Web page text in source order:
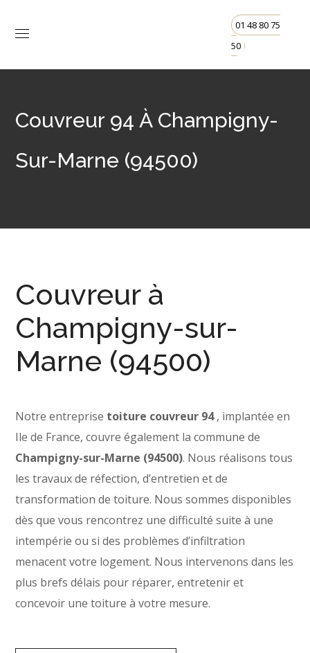
01 48 80 75
50
Couvreur 94 À Champigny-
Sur-Marne (94500)
Couvreur à
Champigny-sur-
Marne (94500)
Notre entreprise toiture couvreur 94, implantée en
Ile de France, couvre également la commune de
Champigny-sur-Marne (94500). Nous réalisons tous
les travaux de réfection, d’entretien et de
transformation de toiture. Nous sommes disponibles
dès que vous rencontrez une difficulté suite à une
intempérie ou si des problèmes d’infiltration
menacent votre logement. Nous intervenons dans les
plus brefs délais pour réparer, entretenir et
concevoir une toiture à votre mesure.